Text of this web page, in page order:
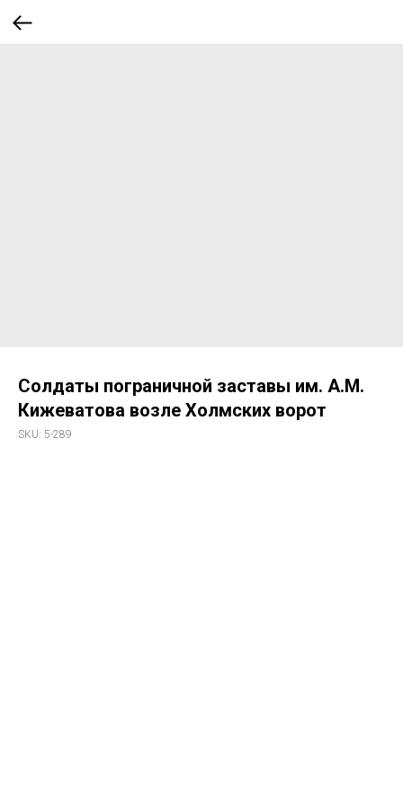
Солдаты пограничной заставы им. А.М.
Кижеватова возле Холмских ворот
SKU: 5-289